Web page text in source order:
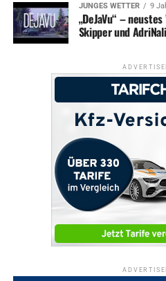
JUNGES WETTER 9
„DeJaVu“ –
Skipper und